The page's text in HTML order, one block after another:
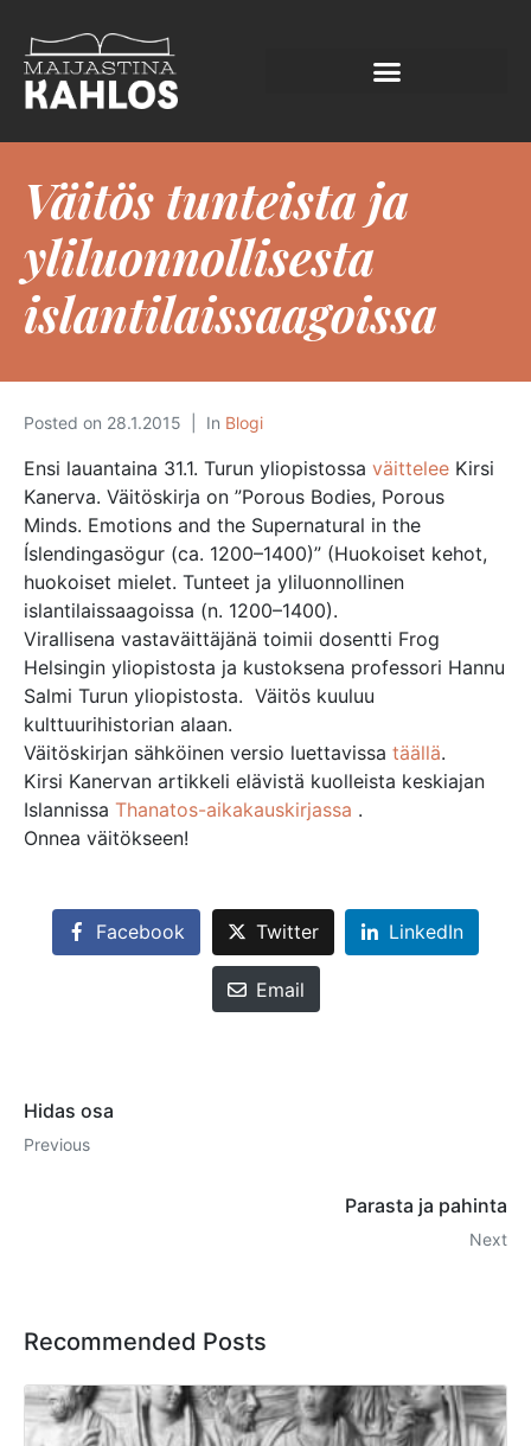
Väitös tunteista ja
yliluonnollisesta
islantilaissaagoissa
Posted on 28.1.2015 In Blogi
Ensi lauantaina 31.1. Turun yliopistossa väittelee Kirsi
Kanerva. Väitöskirja on ”Porous Bodies, Porous
Minds. Emotions and the Supernatural in the
Íslendingasögur (ca. 1200–1400)” (Huokoiset kehot,
huokoiset mielet. Tunteet ja yliluonnollinen
islantilaissaagoissa (n. 1200–1400).
Virallisena vastaväittäjänä toimii dosentti Frog
Helsingin yliopistosta ja kustoksena professori Hannu
Salmi Turun yliopistosta. Väitös kuuluu
kulttuurihistorian alaan.
Väitöskirjan sähköinen versio luettavissa täällä.
Kirsi Kanervan artikkeli elävistä kuolleista keskiajan
Islannissa Thanatos-aikakauskirjassa .
Onnea väitökseen!
Facebook Twitter LinkedIn
Email
Hidas osa
Previous
Parasta ja pahinta
Next
Recommended Posts